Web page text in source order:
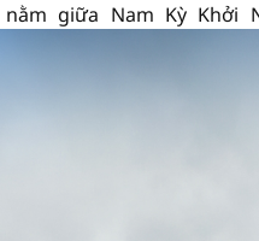
giữa Nam Kỳ Khởi